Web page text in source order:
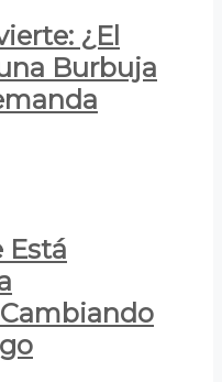
¿El
Burbuja
Está